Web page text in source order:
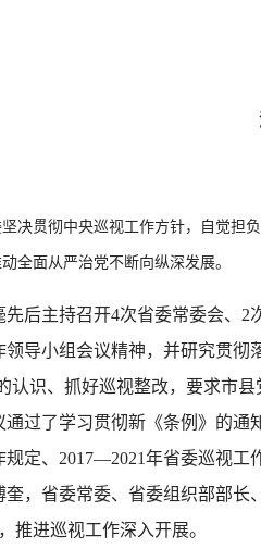
贯彻中央巡视工作方针，自觉担负
全面从严治党不断向纵深发展。
主持召开4次省委常委会、2
导小组会议精神，并研究贯
认识、抓好巡视整改，要求市
通过了学习贯彻新《条例》的
定、2017—2021年省委巡视
奎，省委常委、省委组织部部
推进巡视工作深入开展。